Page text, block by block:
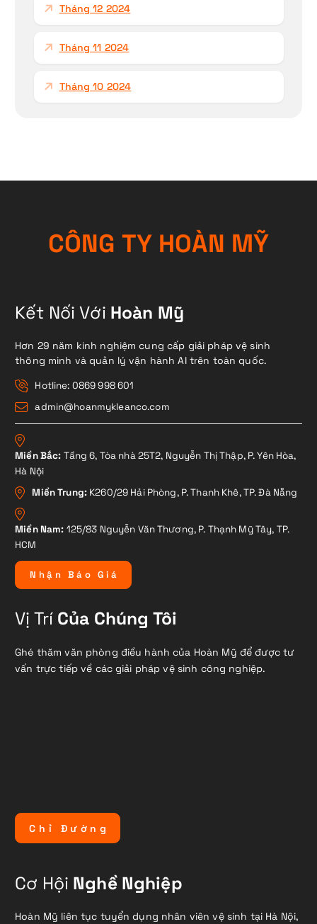
Tháng 12 2024
Tháng 11 2024
Tháng 10 2024
CÔNG TY HOÀN MỸ
Kết Nối Với Hoàn Mỹ
Hơn 29 năm kinh nghiệm cung cấp giải pháp vệ sinh
thông minh và quản lý vận hành AI trên toàn quốc.
Hotline: 0869 998 601
admin@hoanmykleanco.com
Miền Bắc: Tầng 6, Tòa nhà 25T2, Nguyễn Thị Thập, P. Yên Hòa,
Hà Nội
Miền Trung: K260/29 Hải Phòng, P. Thanh Khê, TP. Đà Nẵng
Miền Nam: 125/83 Nguyễn Văn Thương, P. Thạnh Mỹ Tây, TP.
HCM
N hậ n B á o G i á
Vị TríCủa Chúng Tôi
Ghé thăm văn phòng điều hành của Hoàn Mỹ để được tư
vấn trực tiếp về các giải pháp vệ sinh công nghiệp.
C h ỉ Đ ư ờ n g
Cơ Hội Nghề Nghiệp
Hoàn Mỹ liên tục tuyển dụng nhân viên vệ sinh tại Hà Nội,